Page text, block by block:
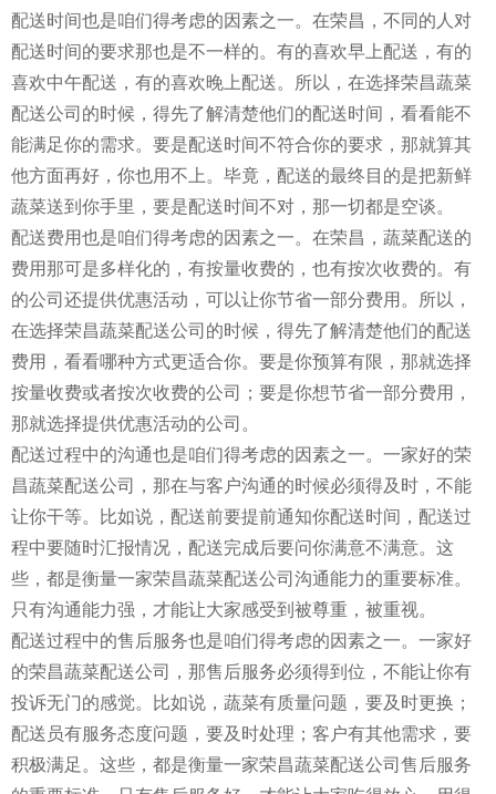
配送时间也是咱们得考虑的因素之一。在荣昌，不同的人对
配送时间的要求那也是不一样的。有的喜欢早上配送，有的
喜欢中午配送，有的喜欢晚上配送。所以，在选择荣昌蔬菜
配送公司的时候，得先了解清楚他们的配送时间，看看能不
能满足你的需求。要是配送时间不符合你的要求，那就算其
他方面再好，你也用不上。毕竟，配送的最终目的是把新鲜
蔬菜送到你手里，要是配送时间不对，那一切都是空谈。
配送费用也是咱们得考虑的因素之一。在荣昌，蔬菜配送的
费用那可是多样化的，有按量收费的，也有按次收费的。有
的公司还提供优惠活动，可以让你节省一部分费用。所以，
在选择荣昌蔬菜配送公司的时候，得先了解清楚他们的配送
费用，看看哪种方式更适合你。要是你预算有限，那就选择
按量收费或者按次收费的公司；要是你想节省一部分费用，
那就选择提供优惠活动的公司。
配送过程中的沟通也是咱们得考虑的因素之一。一家好的荣
昌蔬菜配送公司，那在与客户沟通的时候必须得及时，不能
让你干等。比如说，配送前要提前通知你配送时间，配送过
程中要随时汇报情况，配送完成后要问你满意不满意。这
些，都是衡量一家荣昌蔬菜配送公司沟通能力的重要标准。
只有沟通能力强，才能让大家感受到被尊重，被重视。
配送过程中的售后服务也是咱们得考虑的因素之一。一家好
的荣昌蔬菜配送公司，那售后服务必须得到位，不能让你有
投诉无门的感觉。比如说，蔬菜有质量问题，要及时更换；
配送员有服务态度问题，要及时处理；客户有其他需求，要
积极满足。这些，都是衡量一家荣昌蔬菜配送公司售后服务